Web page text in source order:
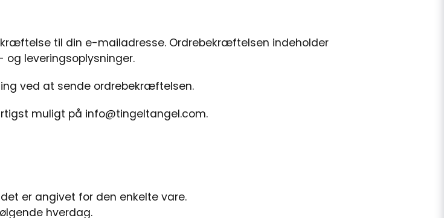
til din e-mailadresse. Ordrebekræftelsen indeholder
leveringsoplysninger.
ved at sende ordrebekræftelsen.
muligt på info@tingeltangel.com.
er angivet for den enkelte vare.
hverdag.